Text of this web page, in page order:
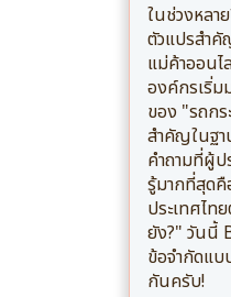
ในช่วงหลา
ตัวแปรสำ
แม่ค้าออน
องค์กรเริ่ม
ของ "รถกร
สำคัญในฐา
คำถามที่ผู้
รู้มากที่สุดคื
ประเทศไ
ยัง?" วันนี้
ข้อจำกัดแบ
กันครับ!